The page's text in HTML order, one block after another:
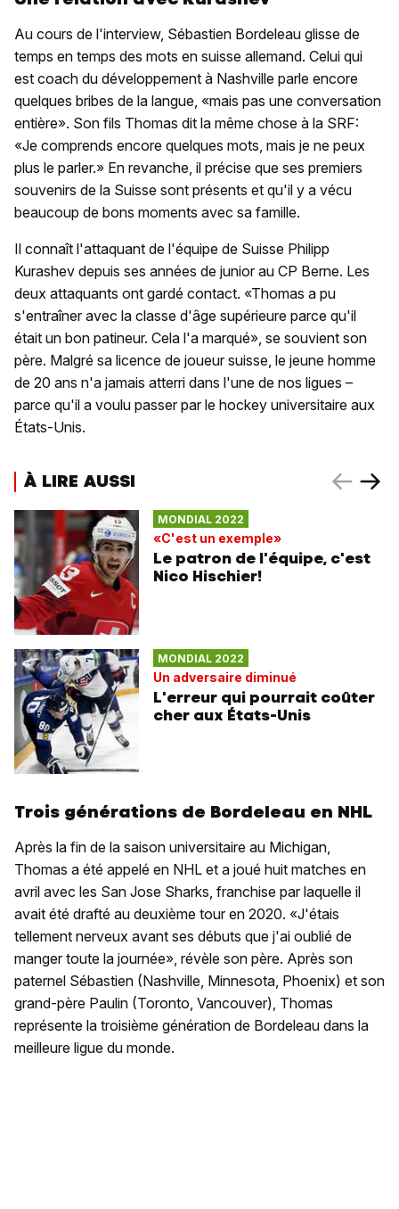
Au cours de l'interview, Sébastien Bordeleau glisse de
temps en temps des mots en suisse allemand. Celui qui
est coach du développement à Nashville parle encore
quelques bribes de la langue, «mais pas une conversation
entière». Son fils Thomas dit la même chose à la SRF:
«Je comprends encore quelques mots, mais je ne peux
plus le parler.» En revanche, il précise que ses premiers
souvenirs de la Suisse sont présents et qu'il y a vécu
beaucoup de bons moments avec sa famille.
Il connaît l'attaquant de l'équipe de Suisse Philipp
Kurashev depuis ses années de junior au CP Berne. Les
deux attaquants ont gardé contact. «Thomas a pu
s'entraîner avec la classe d'âge supérieure parce qu'il
était un bon patineur. Cela l'a marqué», se souvient son
père. Malgré sa licence de joueur suisse, le jeune homme
de 20 ans n'a jamais atterri dans l'une de nos ligues –
parce qu'il a voulu passer par le hockey universitaire aux
États-Unis.
À LIRE AUSSI
MONDIAL 2022
«C'est un exemple»
Le patron de l'équipe, c'est
Nico Hischier!
MONDIAL 2022
Un adversaire diminué
L'erreur qui pourrait coûter
cher aux États-Unis
Trois générations de Bordeleau en NHL
Après la fin de la saison universitaire au Michigan,
Thomas a été appelé en NHL et a joué huit matches en
avril avec les San Jose Sharks, franchise par laquelle il
avait été drafté au deuxième tour en 2020. «J'étais
tellement nerveux avant ses débuts que j'ai oublié de
manger toute la journée», révèle son père. Après son
paternel Sébastien (Nashville, Minnesota, Phoenix) et son
grand-père Paulin (Toronto, Vancouver), Thomas
représente la troisième génération de Bordeleau dans la
meilleure ligue du monde.